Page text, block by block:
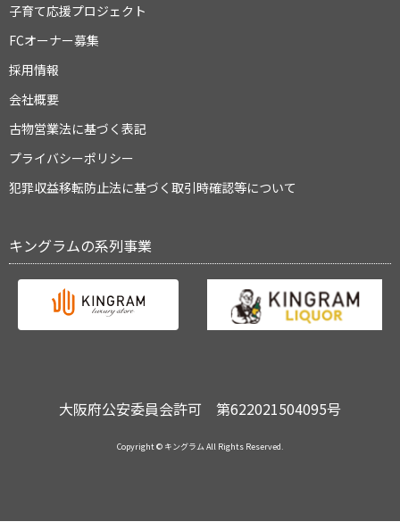
子育て応援プロジェクト
FCオーナー募集
採用情報
会社概要
古物営業法に基づく表記
プライバシーポリシー
犯罪収益移転防止法に基づく取引時確認等について
キングラムの系列事業
大阪府公安委員会許可 第622021504095号
Copyright © キングラム All Rights Reserved.